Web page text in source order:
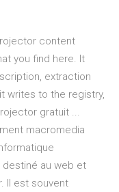
content
you find here. It
extraction
writes to the registry,
gratuit ...
macromedia
destiné au web et
Il est souvent